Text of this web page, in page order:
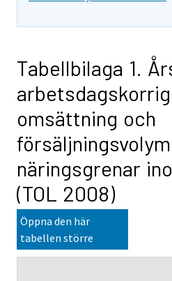
Tabellbilaga 1.
omsättning och
näringsgrenar
(TOL 2008)
Öppna den här
tabellen större